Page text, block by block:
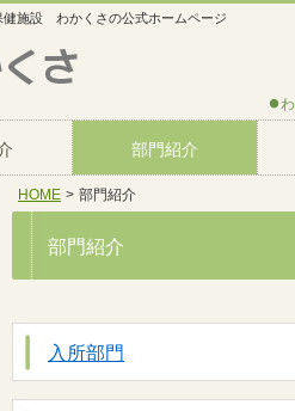
施設 わかくさの公式ホームページ
部門紹介
HOME > 部門紹介
部門紹介
入所部門